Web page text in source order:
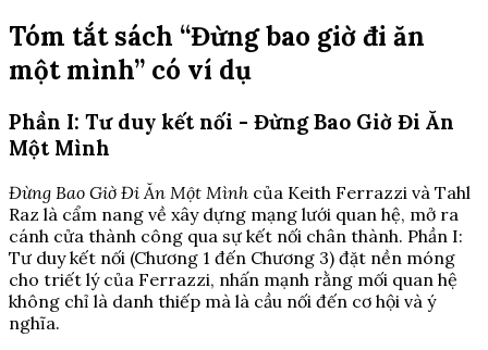
Tóm tắt sách “Đừng bao giờ đi ăn
một mình” có ví dụ
Phần I: Tư duy kết nối - Đừng Bao Giờ Đi Ăn
Một Mình
Đừng Bao Giờ Đi Ăn Một Mình của Keith Ferrazzi và Tahl
Raz là cẩm nang về xây dựng mạng lưới quan hệ, mở ra
cánh cửa thành công qua sự kết nối chân thành. Phần I:
Tư duy kết nối (Chương 1 đến Chương 3) đặt nền móng
cho triết lý của Ferrazzi, nhấn mạnh rằng mối quan hệ
không chỉ là danh thiếp mà là cầu nối đến cơ hội và ý
nghĩa.